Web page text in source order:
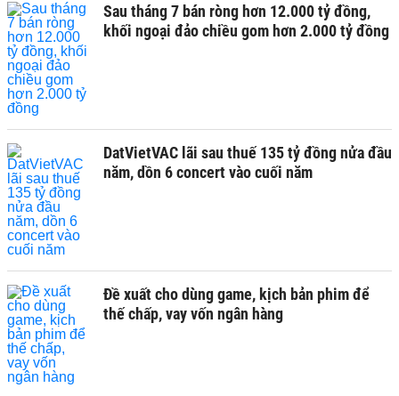
Sau tháng 7 bán ròng hơn 12.000 tỷ đồng,
khối ngoại đảo chiều gom hơn 2.000 tỷ đồng
DatVietVAC lãi sau thuế 135 tỷ đồng nửa đầu
năm, dồn 6 concert vào cuối năm
Đề xuất cho dùng game, kịch bản phim để
thế chấp, vay vốn ngân hàng